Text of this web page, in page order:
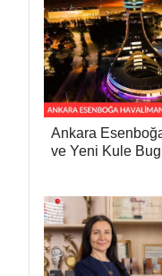
Ankara
ve Yeni Kule